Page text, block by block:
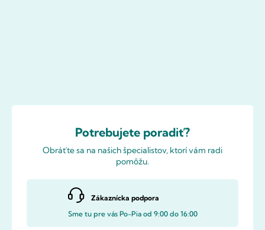
Potrebujete poradiť?
Obráťte sa na našich špecialistov, ktorí vám radi
pomôžu.
Zákaznícka podpora
Sme tu pre vás Po-Pia od 9:00 do 16:00